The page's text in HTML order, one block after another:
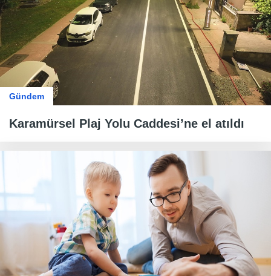
Gündem
Karamürsel Plaj Yolu Caddesi’ne el atıldı